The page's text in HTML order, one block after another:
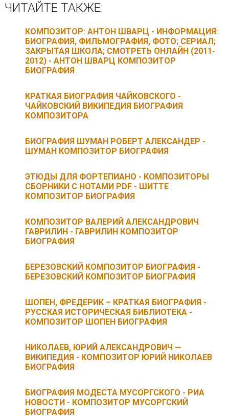
ЧИТАЙТЕ ТАКЖЕ:
КОМПОЗИТОР: АНТОН ШВАРЦ - ИНФОРМАЦИЯ:
БИОГРАФИЯ, ФИЛЬМОГРАФИЯ, ФОТО; СЕРИАЛ;
ЗАКРЫТАЯ ШКОЛА; СМОТРЕТЬ ОНЛАЙН (2011-
2012) - АНТОН ШВАРЦ КОМПОЗИТОР
БИОГРАФИЯ
КРАТКАЯ БИОГРАФИЯ ЧАЙКОВСКОГО -
ЧАЙКОВСКИЙ ВИКИПЕДИЯ БИОГРАФИЯ
КОМПОЗИТОРА
БИОГРАФИЯ ШУМАН РОБЕРТ АЛЕКСАНДЕР -
ШУМАН КОМПОЗИТОР БИОГРАФИЯ
ЭТЮДЫ ДЛЯ ФОРТЕПИАНО - КОМПОЗИТОРЫ
СБОРНИКИ С НОТАМИ PDF - ШИТТЕ
КОМПОЗИТОР БИОГРАФИЯ
КОМПОЗИТОР ВАЛЕРИЙ АЛЕКСАНДРОВИЧ
ГАВРИЛИН - ГАВРИЛИН КОМПОЗИТОР
БИОГРАФИЯ
БЕРЕЗОВСКИЙ КОМПОЗИТОР БИОГРАФИЯ -
БЕРЕЗОВСКИЙ КОМПОЗИТОР БИОГРАФИЯ
ШОПЕН, ФРЕДЕРИК – КРАТКАЯ БИОГРАФИЯ -
РУССКАЯ ИСТОРИЧЕСКАЯ БИБЛИОТЕКА -
КОМПОЗИТОР ШОПЕН БИОГРАФИЯ
НИКОЛАЕВ, ЮРИЙ АЛЕКСАНДРОВИЧ —
ВИКИПЕДИЯ - КОМПОЗИТОР ЮРИЙ НИКОЛАЕВ
БИОГРАФИЯ
БИОГРАФИЯ МОДЕСТА МУСОРГСКОГО - РИА
НОВОСТИ - КОМПОЗИТОР МУСОРГСКИЙ
БИОГРАФИЯ